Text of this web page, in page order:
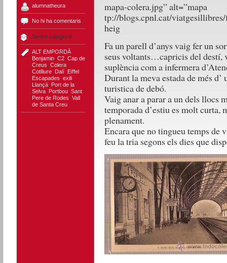
alumnatheura
No hi ha comentaris
Sense categoria
ALT EMPORDÀ,
Benjamin, C2, Cap de
Creus Colera,
Cotlliure, Dalí, Eiffel,
Escapades exili,
Llançà, Port de la
Selva, Portbou, Sant
Pere de Rodes Vall
de Santa Creu
mapa-colera.jpg” alt=”mapa
tp://blogs.cpnl.cat/
heig
Fa un parell d’anys vaig fer un
seus voltants…capricis del destí,
suplència com a infermera
Durant la meva estada de més
turistica de debó.
Vaig anar a parar a un dels llocs
temporada d’estiu es molt curta,
plenament.
Encara que no tingueu temps de
feu la tria segons els dies que